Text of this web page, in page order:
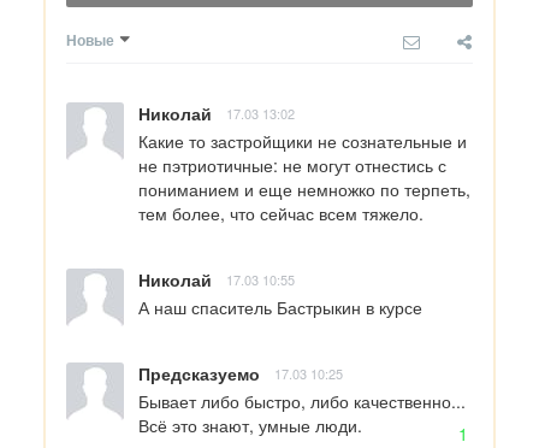
Новые
Николай 17.03 13:02
Какие то застройщики не сознательные и
не пэтриотичные: не могут отнестись с
пониманием и еще немножко по терпеть,
тем более, что сейчас всем тяжело.
Николай 17.03 10:55
А наш спаситель Бастрыкин в курсе
Предсказуемо 17.03 10:25
Бывает либо быстро, либо качественно...
Всё это знают, умные люди.
1